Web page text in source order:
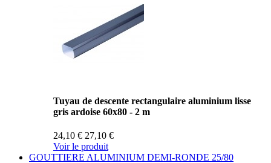
Tuyau de descente rectangulaire aluminium lisse
gris ardoise 60x80 - 2 m
24,10 € 27,10 €
Voir le produit
GOUTTIERE ALUMINIUM DEMI-RONDE 25/80